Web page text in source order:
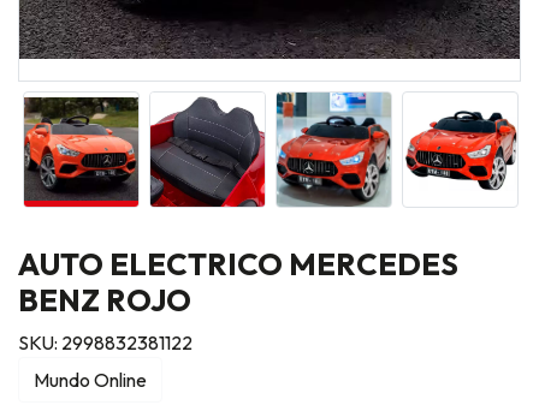
AUTO ELECTRICO MERCEDES
BENZ ROJO
SKU: 2998832381122
Mundo Online